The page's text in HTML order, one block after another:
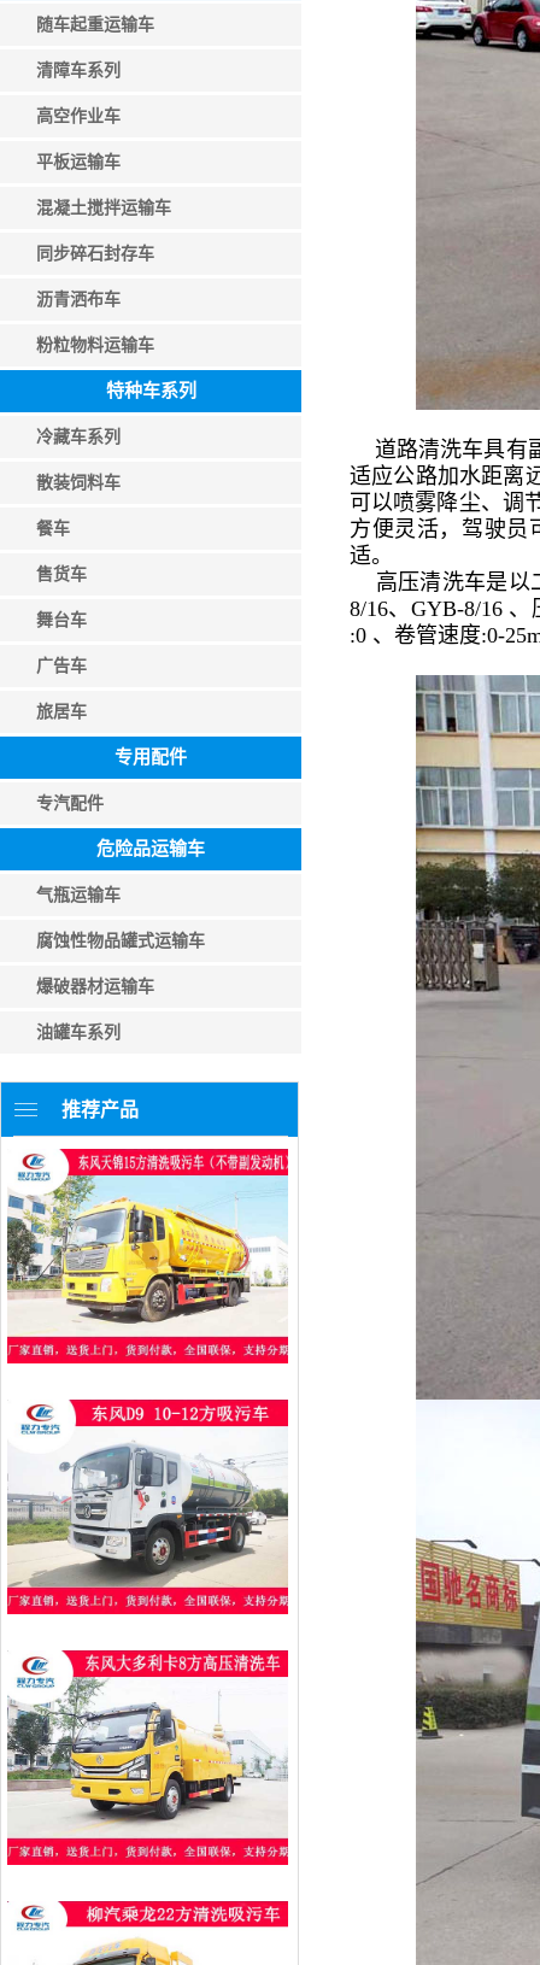
随车起重运输车
清障车系列
高空作业车
平板运输车
混凝土搅拌运输车
同步碎石封存车
沥青洒布车
粉粒物料运输车
特种车系列
冷藏车系列
散装饲料车
餐车
售货车
舞台车
广告车
旅居车
专用配件
专汽配件
危险品运输车
气瓶运输车
腐蚀性物品罐式运输车
爆破器材运输车
油罐车系列
推荐产品
道路清洗车具有
适应公路加水距离
可以喷雾降尘、调
方便灵活，驾驶员
适。
高压清洗车是以
8/16、GYB-8/16
:0 、卷管速度:0-